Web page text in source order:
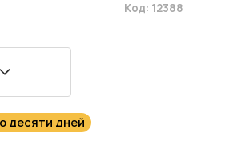
Код: 12388
десяти дней